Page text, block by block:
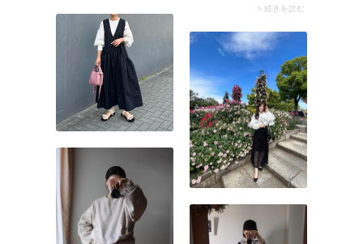
ールダウン。甘さを抑えた
着こなしに決まります。
ーを施すことでボリューム
す。ちなみにボリュームス
リーブは特定のデザインで
はなく、ふわりと膨らませ
た袖の総称。袖山や袖口に
量感を集めたり、ニットや
アウターに使われていたり
と、バリエーションはさま
ざまです。
> 続きを読む